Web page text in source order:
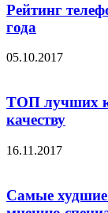
Рейтинг
года
05.10.2017
ТОП лучших
качеству
16.11.2017
Самые худшие